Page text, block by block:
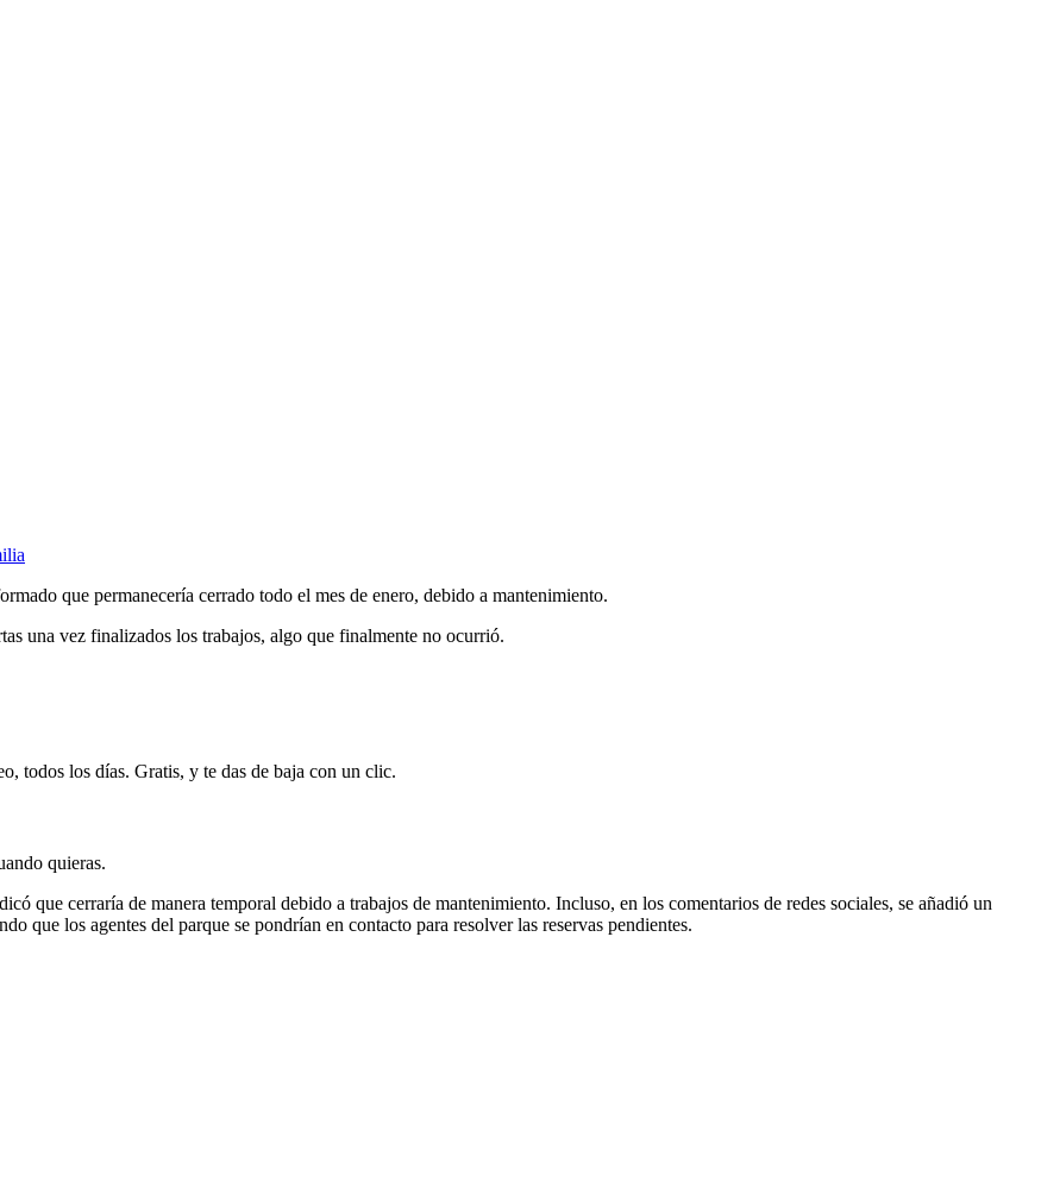
que permanecería cerrado todo el mes de enero, debido a mantenimiento.
una vez finalizados los trabajos, algo que finalmente no ocurrió.
todos los días. Gratis, y te das de baja con un clic.
quieras.
que cerraría de manera temporal debido a trabajos de mantenimiento. Incluso, en los comentarios de redes sociales, se añadió un
que los agentes del parque se pondrían en contacto para resolver las reservas pendientes.